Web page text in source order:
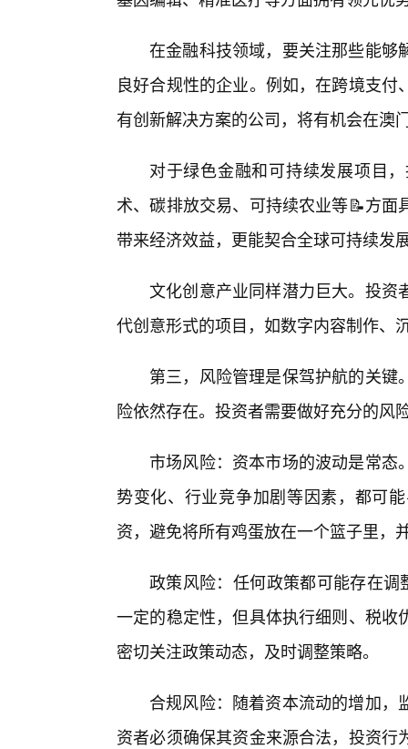
在金融科技领域，要关注那些能够
良好合规性的企业。例如，在跨境支
有创新解决方案的公司，将有机会在澳
对于绿色金融和可持续发展项目
术、碳排放交易、可持续农业等📝方
带来经济效益，更能契合全球可持续发
文化创意产业同样潜力巨大。投资
代创意形式的项目，如数字内容制作、
第三，风险管理是保驾护航的关
险依然存在。投资者需要做好充分的风
市场风险：资本市场的波动是常
势变化、行业竞争加剧等因素，都可
资，避免将所有鸡蛋放在一个篮子里，
政策风险：任何政策都可能存在调
一定的稳定性，但具体执行细则、税
密切关注政策动态，及时调整策略。
合规风险：随着资本流动的增加
资者必须确保其资金来源合法，投资